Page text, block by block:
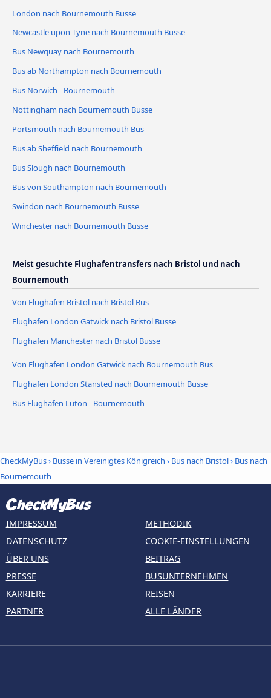
London nach Bournemouth Busse
Newcastle upon Tyne nach Bournemouth Busse
Bus Newquay nach Bournemouth
Bus ab Northampton nach Bournemouth
Bus Norwich - Bournemouth
Nottingham nach Bournemouth Busse
Portsmouth nach Bournemouth Bus
Bus ab Sheffield nach Bournemouth
Bus Slough nach Bournemouth
Bus von Southampton nach Bournemouth
Swindon nach Bournemouth Busse
Winchester nach Bournemouth Busse
Meist gesuchte Flughafentransfers nach Bristol und nach
Bournemouth
Von Flughafen Bristol nach Bristol Bus
Flughafen London Gatwick nach Bristol Busse
Flughafen Manchester nach Bristol Busse
Von Flughafen London Gatwick nach Bournemouth Bus
Flughafen London Stansted nach Bournemouth Busse
Bus Flughafen Luton - Bournemouth
CheckMyBus› Busse in Vereinigtes Königreich › Bus nach Bristol› Bus nach
Bournemouth
IMPRESSUM
DATENSCHUTZ
ÜBER UNS
PRESSE
KARRIERE
PARTNER
METHODIK
COOKIE-EINSTELLUNGEN
BEITRAG
BUSUNTERNEHMEN
REISEN
ALLE LÄNDER